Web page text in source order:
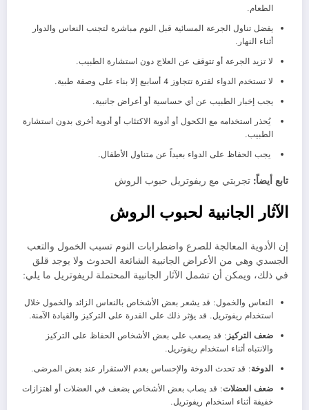
الطعام.
يفضل تناول الجرعة المسائية قبل النوم مباشرة لتجنب النعاس والدوار
أثناء النهار.
لا تزيد الجرعة أو تتوقف عن العلاج دون استشارة الطبيب.
لا تستخدم الدواء لفترة تتجاوز 4 أسابيع إلا بناء على وصفة طبية.
يجب إخبار الطبيب عن أي حساسية أو أعراض جانبية.
يُحذر استخدامه مع الكحول أو أدوية الاكتئاب أو أدوية أخرى بدون استشارة
الطبيب.
يجب الحفاظ على الدواء بعيداً عن متناول الأطفال.
تابع أيضاً: تجربتي مع ريفوتريل حبوب الروش
الآثار الجانبية لحبوب الروش
إن الأدوية المعالجة للصرع واضطرابات النوم تسبب الخمول والتعب
الجسدي وهي من الأعراض الجانبية الشائعة الحدوث ولا يوجد قلق
في ذلك، ويمكن أن تشمل الآثار الجانبية المحتملة لريفوتريل ما يلي:
النعاس والخمول: قد يشعر بعض الأشخاص بالنعاس الزائد والخمول خلال
استخدام ريفوتريل. قد يؤثر ذلك على القدرة على التركيز والقيادة الآمنة.
ضعف التركيز : قد يصعب على بعض الأشخاص الحفاظ على التركيز
والانتباه أثناء استخدام ريفوتريل.
الدوخة: قد تحدث الدوخة والإحساس بعدم الاستقرار عند بعض المرضى.
ضعف العضلات: قد يصاب بعض الأشخاص بضعف في العضلات أو اهتزازات
خفيفة أثناء استخدام ريفوتريل.